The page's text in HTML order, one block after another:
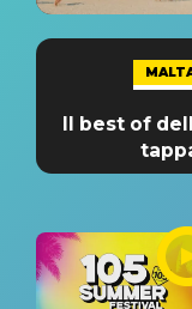
Il best of